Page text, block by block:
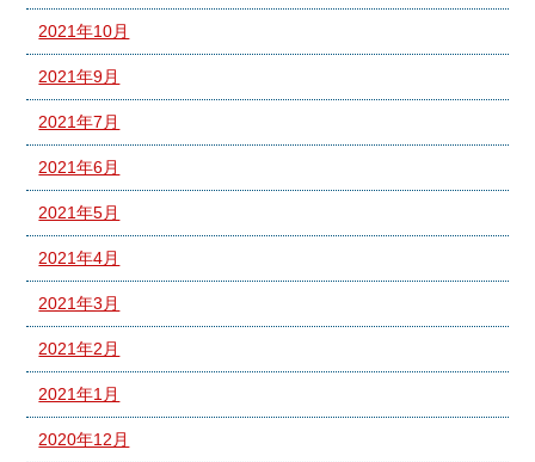
2021年10月
2021年9月
2021年7月
2021年6月
2021年5月
2021年4月
2021年3月
2021年2月
2021年1月
2020年12月